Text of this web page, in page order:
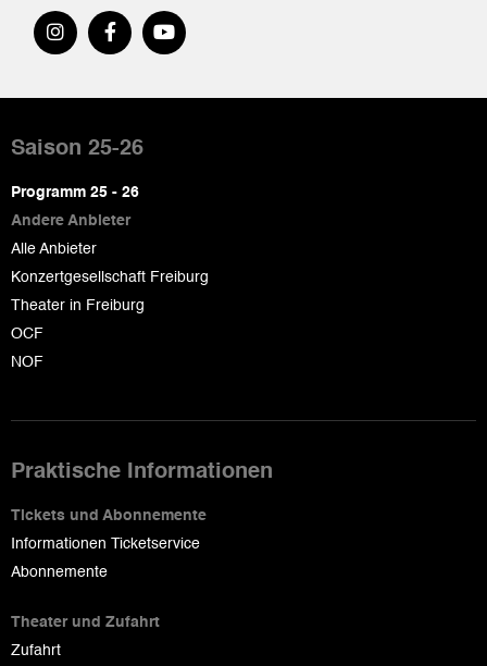
de
page
Saison 25-26
Programm 25 - 26
Andere Anbieter
Alle Anbieter
Konzertgesellschaft Freiburg
Theater in Freiburg
OCF
NOF
Praktische Informationen
Tickets und Abonnemente
Informationen Ticketservice
Abonnemente
Theater und Zufahrt
Zufahrt